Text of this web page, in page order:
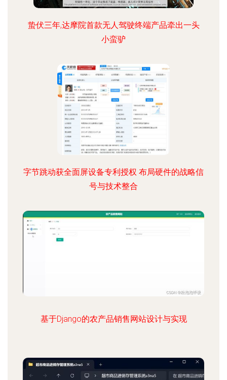
蛰伏三年,达摩院首款无人驾驶终端产品牵出一头
小蛮驴
字节跳动获全面屏设备专利授权 布局硬件的战略信
号与技术整合
基于Django的农产品销售网站设计与实现